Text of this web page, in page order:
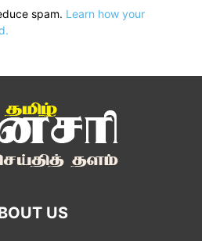
spam. Learn how your
US